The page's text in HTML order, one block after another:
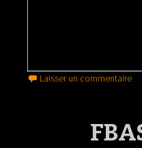
Laisser un commentaire